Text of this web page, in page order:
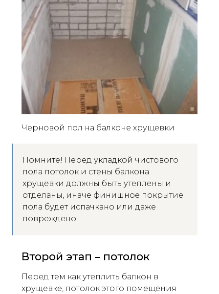
Черновой пол на балконе хрущевки
Помните! Перед укладкой чистового
пола потолок и стены балкона
хрущевки должны быть утеплены и
отделаны, иначе финишное покрытие
пола будет испачкано или даже
повреждено.
Второй этап – потолок
Перед тем как утеплить балкон в
хрущевке, потолок этого помещения